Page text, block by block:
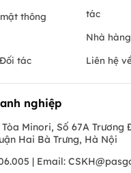
thông
tác
tác
Nhà
Liên hệ
nghiệp
Minori, Số 67A Trương
Hai Bà Trưng, Hà Nội
| Email: